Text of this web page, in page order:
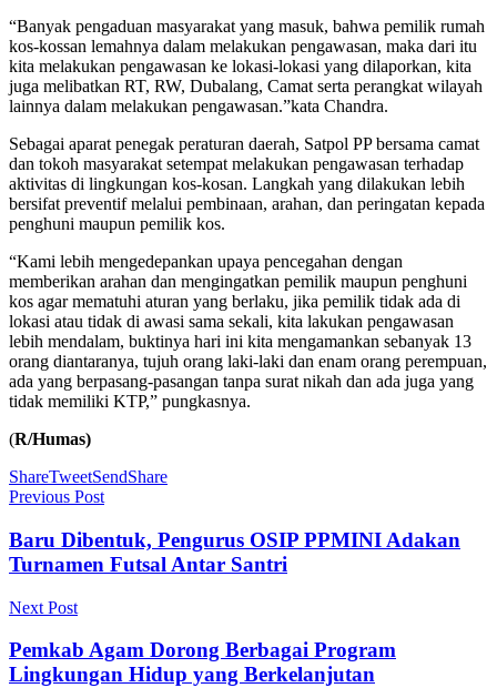
“Banyak pengaduan masyarakat yang masuk, bahwa pemilik rumah
kos-kossan lemahnya dalam melakukan pengawasan, maka dari itu
kita melakukan pengawasan ke lokasi-lokasi yang dilaporkan, kita
juga melibatkan RT, RW, Dubalang, Camat serta perangkat wilayah
lainnya dalam melakukan pengawasan.”kata Chandra.
Sebagai aparat penegak peraturan daerah, Satpol PP bersama camat
dan tokoh masyarakat setempat melakukan pengawasan terhadap
aktivitas di lingkungan kos-kosan. Langkah yang dilakukan lebih
bersifat preventif melalui pembinaan, arahan, dan peringatan kepada
penghuni maupun pemilik kos.
“Kami lebih mengedepankan upaya pencegahan dengan
memberikan arahan dan mengingatkan pemilik maupun penghuni
kos agar mematuhi aturan yang berlaku, jika pemilik tidak ada di
lokasi atau tidak di awasi sama sekali, kita lakukan pengawasan
lebih mendalam, buktinya hari ini kita mengamankan sebanyak 13
orang diantaranya, tujuh orang laki-laki dan enam orang perempuan,
ada yang berpasang-pasangan tanpa surat nikah dan ada juga yang
tidak memiliki KTP,” pungkasnya.
(R/Humas)
ShareTweetSendShare
Previous Post
Baru Dibentuk, Pengurus OSIP PPMINI Adakan
Turnamen Futsal Antar Santri
Next Post
Pemkab Agam Dorong Berbagai Program
Lingkungan Hidup yang Berkelanjutan